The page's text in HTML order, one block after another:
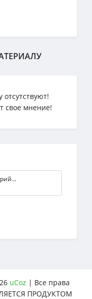
свое мнение!
uCoz | Все права
ПРОДУКТОМ